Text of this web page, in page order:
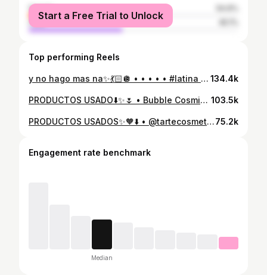
female
male
Start a Free Trial to Unlock
Top performing Reels
y no hago mas na✨💃🏻🪩 • • • • • #latina #grwm #getreadywithme #maquillaje #pielsana 134.4k
PRODUCTOS USADO⬇️✨🌷 • Bubble Cosmic Silk Milky Toner • Danessa Myricks Beauty Yummy Skin Serum Skin Tint • Hourglass Vanish Airbrush Concealer • Makeup by Mario SoftSculpt Transforming Skin Enhancer (Light Medium) • Rhode Pocket Blush (Sprinkle) • Kosas Cloud Set Baked Setting & Smoothing Powder • Patrick Ta Major Sculpt Crème Contour & Powder Bronzer Duo • Patrick Ta Major Headlines Double-Take Crème & Powder Blush Duo (She’s That Girl / She Goes to the Gym) • Dior Backstage Glow Face Palette (001 Universal) • Tarte Tartelette XL Tubing Mascara • Maybelline Super Lock Brow Glue (Clear Brow Styling Gel) (purple cap) • ONE/SIZE by Patrick Starrr On ‘Til Dawn Mattifying Waterproof Setting Spray (Glass Melt look you meant) • L’Oréal Paris Color Riche Lip Liner (Worth It) • Benefit Cosmetics Benetint Liquid Lip & Cheek Tint (Dark Cherry) • Huda Beauty Faux Filler Extra Shine Lip Oil (Peach) #latina #maquillaje #getreadywithme #grwm #miami 103.5k
PRODUCTOS USADOS✨🧡⬇️ • @tartecosmetics Tartelette™ Tubing Mascara XL • @patricktabeauty Major Headlines Double-Take Crème & Powder Blush Duo (Just Enough) • @rarebeauty Brow Harmony Flexible Lifting Gel • @olehenriksen Pout Preserve Peptide Lip Treatment (Cocoa Crème) • #latina #grwm #getreadywithme #maquillaje #pielsana75.2k
Engagement rate benchmark
Median